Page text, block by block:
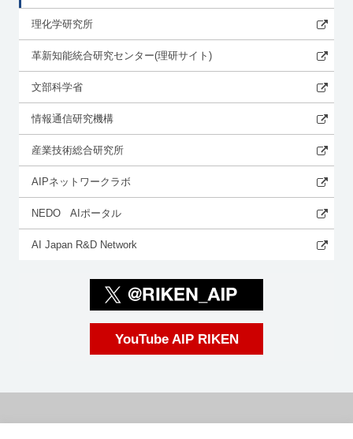
理化学研究所
革新知能統合研究センター(理研サイト)
文部科学省
情報通信研究機構
産業技術総合研究所
AIPネットワークラボ
NEDO AIポータル
AI Japan R&D Network
YouTube AIP RIKEN